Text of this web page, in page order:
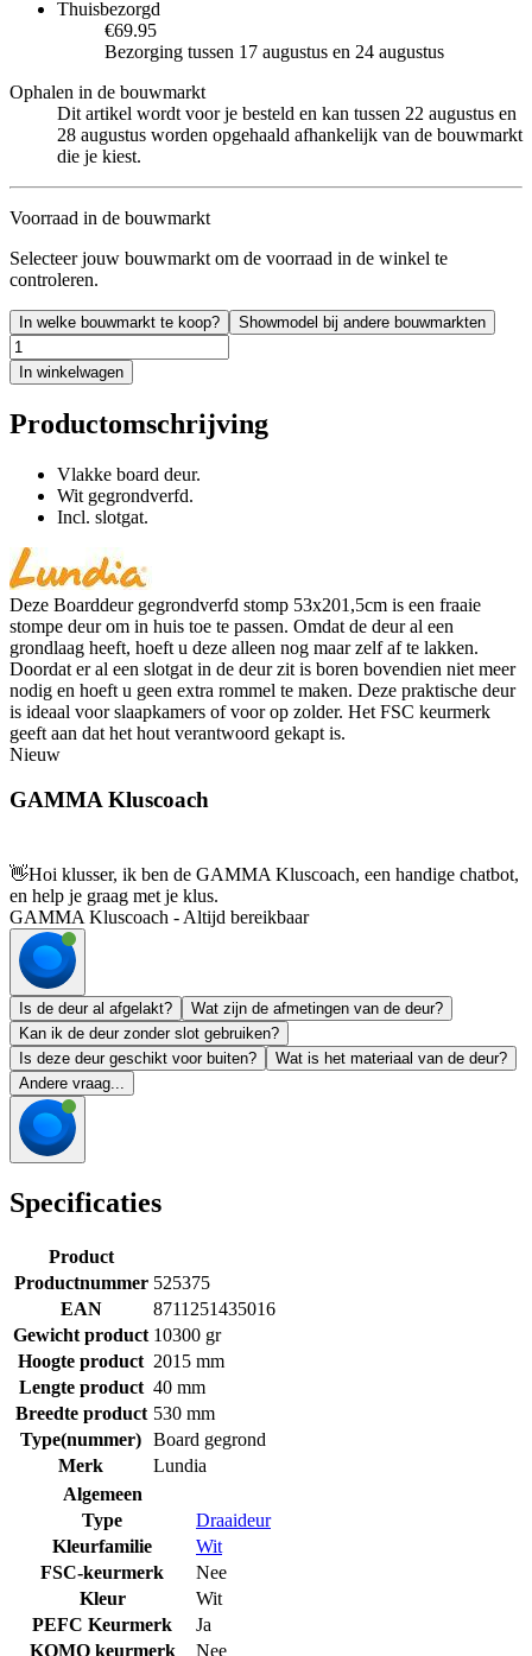
Thuisbezorgd
€69.95
Bezorging tussen 17 augustus en 24 augustus
Ophalen in de bouwmarkt
Dit artikel wordt voor je besteld en kan tussen 22 augustus en
28 augustus worden opgehaald afhankelijk van de bouwmarkt
die je kiest.
Voorraad in de bouwmarkt
Selecteer jouw bouwmarkt om de voorraad in de winkel te
controleren.
In welke bouwmarkt te koop? Showmodel bij andere bouwmarkten
In winkelwagen
Productomschrijving
Vlakke board deur.
Wit gegrondverfd.
Incl. slotgat.
Deze Boarddeur gegrondverfd stomp 53x201,5cm is een fraaie
stompe deur om in huis toe te passen. Omdat de deur al een
grondlaag heeft, hoeft u deze alleen nog maar zelf af te lakken.
Doordat er al een slotgat in de deur zit is boren bovendien niet meer
nodig en hoeft u geen extra rommel te maken. Deze praktische deur
is ideaal voor slaapkamers of voor op zolder. Het FSC keurmerk
geeft aan dat het hout verantwoord gekapt is.
Nieuw
GAMMA Kluscoach
👋Hoi klusser, ik ben de GAMMA Kluscoach, een handige chatbot,
en help je graag met je klus.
GAMMA Kluscoach - Altijd bereikbaar
Is de deur al afgelakt?
Wat zijn de afmetingen van de deur?
Kan ik de deur zonder slot gebruiken?
Is deze deur geschikt voor buiten?
Wat is het materiaal van de deur?
Andere vraag...
Specificaties
Product
Productnummer 525375
EAN
8711251435016
Gewicht product 10300 gr
Hoogte product 2015 mm
Lengte product 40 mm
Breedte product 530 mm
Type(nummer) Board gegrond
Merk
Lundia
Algemeen
Type
Draaideur
Kleurfamilie
Wit
FSC-keurmerk
Nee
Kleur
Wit
PEFC Keurmerk
Ja
KOMO keurmerk
Nee